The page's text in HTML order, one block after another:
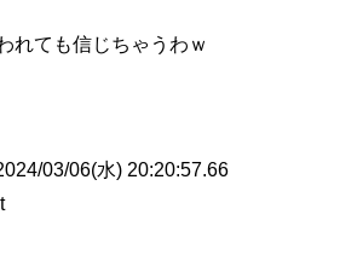
れても信じちゃうわｗ
03/06(水) 20:20:57.66